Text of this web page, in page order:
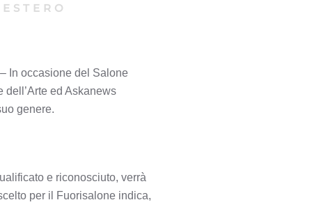
ESTERO
In occasione del Salone
dell’Arte ed Askanews
genere.
e riconosciuto, verrà
per il Fuorisalone indica,